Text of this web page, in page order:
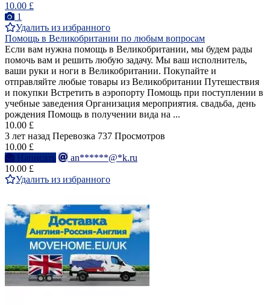
10.00 £
1
Удалить из избранного
Помощь в Великобритании по любым вопросам
Если вам нужна помощь в Великобритании, мы будем рады
помочь вам и решить любую задачу. Мы ваш исполнитель,
ваши руки и ноги в Великобритании. Покупайте и
отправляйте любые товары из Великобритании Путешествия
и покупки Встретить в аэропорту Помощь при поступлении в
учебные заведения Организация мероприятия. свадьба, день
рождения Помощь в получении вида на ...
10.00 £
3 лет назад Перевозка 737 Просмотров
10.00 £
Написать
an******@*k.ru
10.00 £
Удалить из избранного